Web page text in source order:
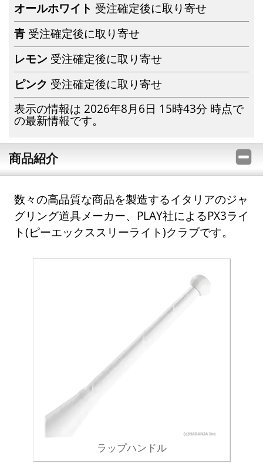
オールホワイト 受注確定後に取り寄せ
青 受注確定後に取り寄せ
レモン 受注確定後に取り寄せ
ピンク 受注確定後に取り寄せ
表示の情報は 2026年8月6日 15時43分 時点で
の最新情報です。
商品紹介
数々の高品質な商品を製造するイタリアのジャ
グリング道具メーカー、PLAY社によるPX3ライ
ト(ピーエックススリーライト)クラブです。
ラップハンドル